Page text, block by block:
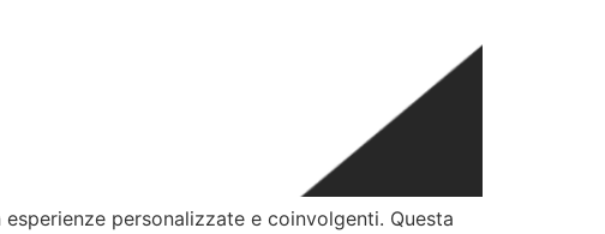
personalizzate e coinvolgenti. Questa